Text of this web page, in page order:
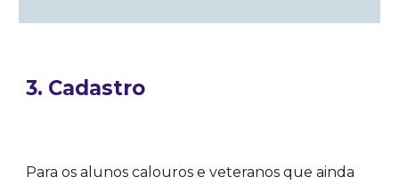
3. Cadastro
Para os alunos calouros e veteranos que ainda